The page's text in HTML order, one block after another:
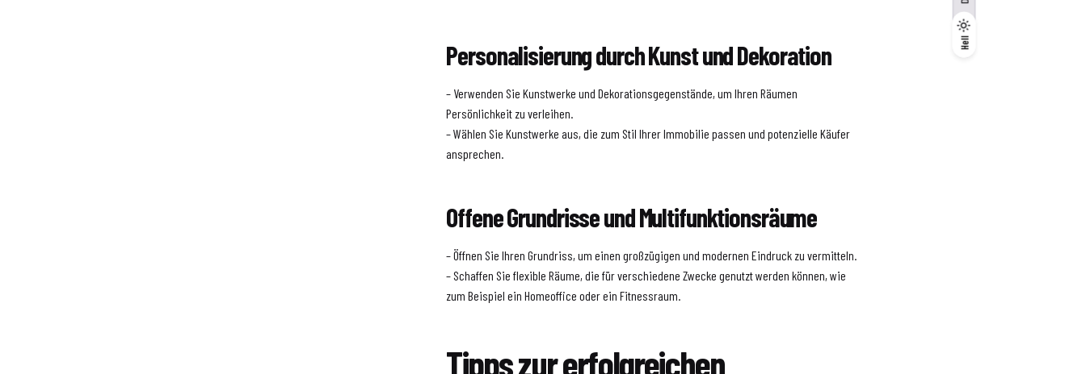
Hell
Hell
Dunkel
Personalisierung durch Kunst und Dekoration
– Verwenden Sie Kunstwerke und Dekorationsgegenstände, um Ihren Räumen
Persönlichkeit zu verleihen.
– Wählen Sie Kunstwerke aus, die zum Stil Ihrer Immobilie passen und potenzielle Käufer
ansprechen.
Offene Grundrisse und Multifunktionsräume
– Öffnen Sie Ihren Grundriss, um einen großzügigen und modernen Eindruck zu vermitteln.
– Schaffen Sie flexible Räume, die für verschiedene Zwecke genutzt werden können, wie
zum Beispiel ein Homeoffice oder ein Fitnessraum.
Tipps zur erfolgreichen